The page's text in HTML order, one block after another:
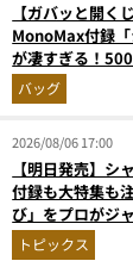
【ガバッと開く
MonoMax付録
が凄すぎる！
ュでベタつかない
バッグ
2026/08/06 17:00
【明日発売】シ
付録も大特集も
び」をプロがジ
次を公開
トピックス